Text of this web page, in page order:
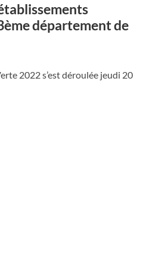
département de
2022 s’est déroulée jeudi 20